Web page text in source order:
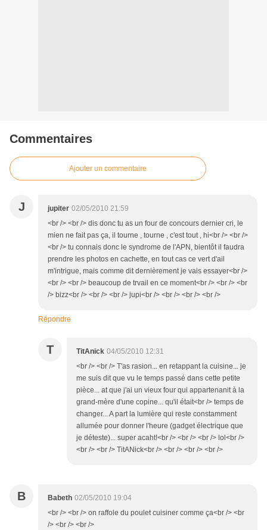
Commentaires
Ajouter un commentaire
J jupiter 02/05/2010 21:59
<br /> <br /> dis donc tu as un four de concours dernier cri, le
mien ne fait pas ça, il tourne , tourne , c'est tout , hi<br /> <br />
<br /> tu connais donc le syndrome de l'APN, bientôt il faudra
prendre les photos en cachette, en tout cas ce vert d'ail
m'intrigue, mais comme dit dernièrement je vais essayer<br />
<br /> <br /> beaucoup de trvail en ce moment<br /> <br /> <br
/> bizz<br /> <br /> <br /> jupi<br /> <br /> <br /> <br />
Répondre
T TitAnick 04/05/2010 12:31
<br /> <br /> T'as rasion... en retappant la cuisine... je
me suis dit que vu le temps passé dans cette petite
pièce... at que j'ai un vieux four qui appartenanit à la
grand-mère d'une copine... qu'il était<br /> temps de
changer... A part la lumière qui reste constamment
allumée pour donner l'heure (gadget électrique que
je déteste)... super acaht!<br /> <br /> <br /> lol<br />
<br /> <br /> TitANick<br /> <br /> <br /> <br />
B Babeth 02/05/2010 19:04
<br /> <br /> on raffole du poulet cuisiner comme ça<br /> <br
/> <br /> <br />